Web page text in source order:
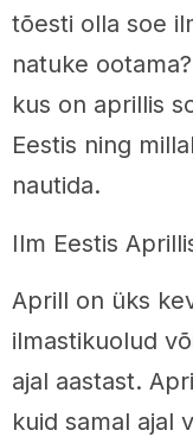
tõesti olla soe
natuke
kus on aprillis
Eestis ning
nautida.
Ilm Eestis
Aprill on üks
ilmastikuolud
ajal aastast.
kuid samal ajal